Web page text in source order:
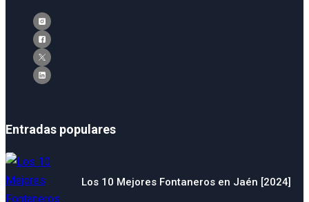
Entradas populares
Los 10 Mejores Fontaneros en Jaén [2024]